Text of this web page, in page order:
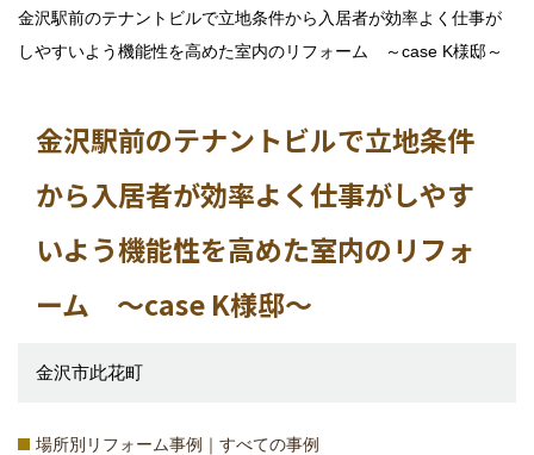
金沢駅前のテナントビルで立地条件から入居者が効率よく仕事が
しやすいよう機能性を高めた室内のリフォーム ～case K様邸～
金沢駅前のテナントビルで立地条件
から入居者が効率よく仕事がしやす
いよう機能性を高めた室内のリフォ
ーム ～case K様邸～
金沢市此花町
場所別リフォーム事例｜すべての事例